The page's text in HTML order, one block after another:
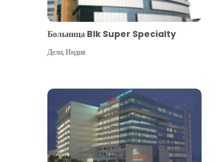
Больница Blk Super Specialty
Дели,Индия